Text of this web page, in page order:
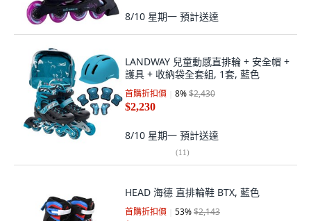
8/10 星期一 預計送達
LANDWAY 兒童動感直排輪 + 安全帽 +
護具 + 收納袋全套組, 1套, 藍色
首購折扣價 8%$2,430
$2,230
8/10 星期一 預計送達
(11)
HEAD 海德 直排輪鞋 BTX, 藍色
首購折扣價 53%$2,143